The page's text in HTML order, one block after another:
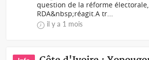
question de la réforme électorale,
RDA&nbsp;réagit.A tr...
il y a 1 mois